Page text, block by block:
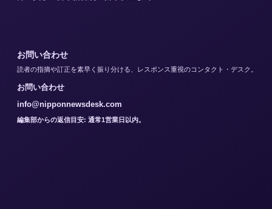
お問い合わせ
読者の指摘や訂正を素早く振り分ける、レスポンス重視のコンタクト・デスク。
お問い合わせ
info@nipponnewsdesk.com
編集部からの返信目安: 通常1営業日以内。